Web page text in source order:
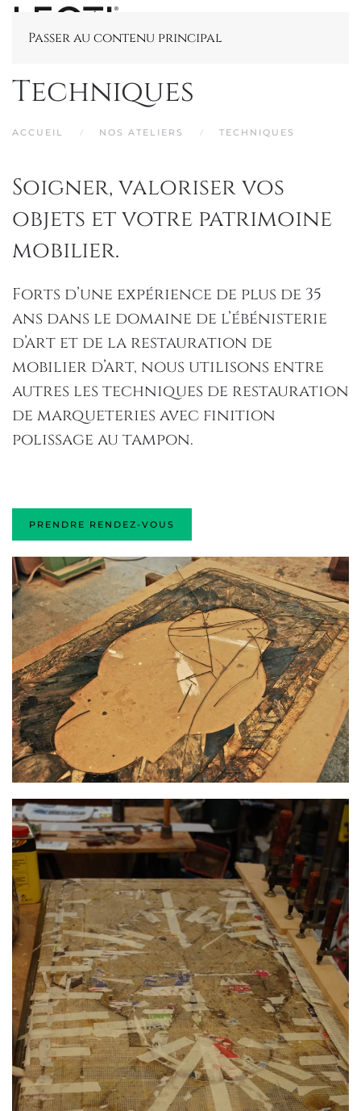
Passer au contenu principal
Techniques
ACCUEIL NOS ATELIERS TECHNIQUES
Soigner, valoriser vos
objets et votre patrimoine
mobilier.
Forts d’une expérience de plus de 35
ans dans le domaine de l’ébénisterie
d’art et de la restauration de
mobilier d’art, nous utilisons entre
autres les techniques de restauration
de marqueteries avec finition
polissage au tampon.
PRENDRE RENDEZ-VOUS